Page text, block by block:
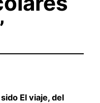
El viaje, del